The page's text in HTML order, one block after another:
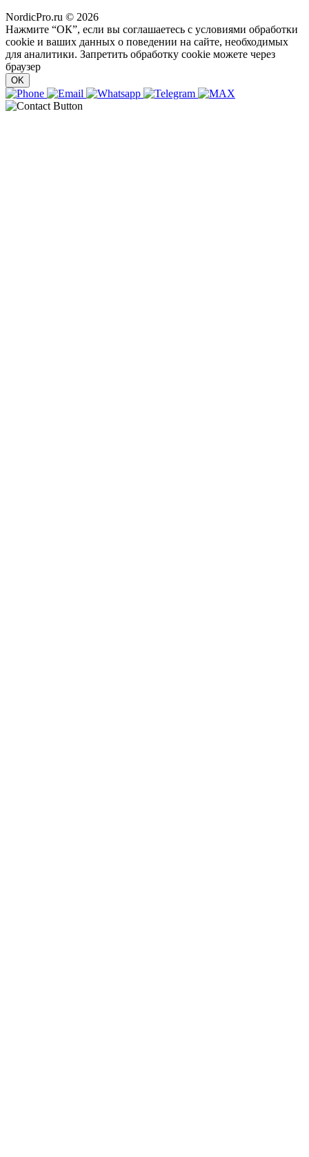
NordicPro.ru © 2026
Нажмите “ОК”, если вы соглашаетесь с условиями обработки
cookie и ваших данных о поведении на сайте, необходимых
для аналитики. Запретить обработку cookie можете через
браузер
OK